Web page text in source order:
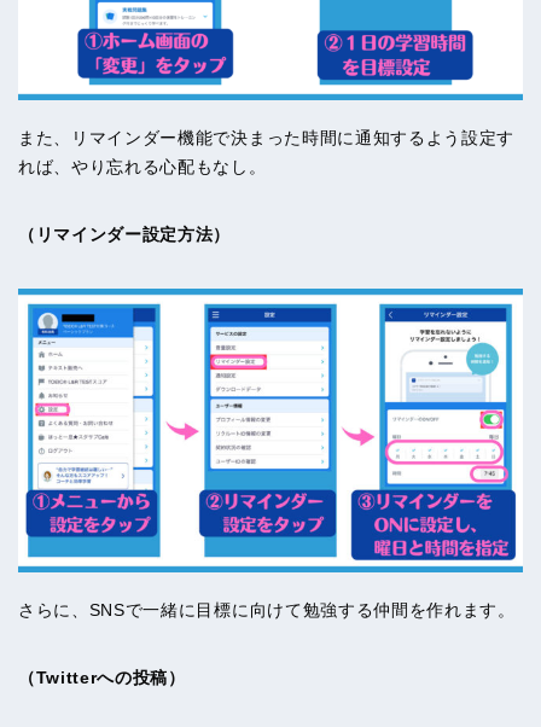
また、リマインダー機能で決まった時間に通知するよう設定す
れば、やり忘れる心配もなし。
（リマインダー設定方法）
さらに、SNSで一緒に目標に向けて勉強する仲間を作れます。
（Twitterへの投稿）